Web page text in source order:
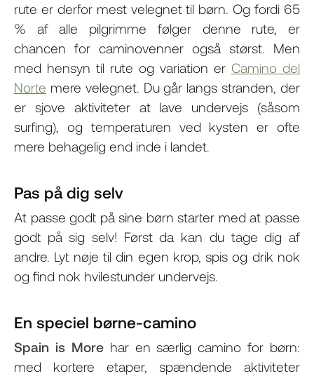
rute er derfor mest velegnet til børn. Og fordi 65
% af alle pilgrimme følger denne rute, er
chancen for caminovenner også størst. Men
med hensyn til rute og variation er Camino del
Norte mere velegnet. Du går langs stranden, der
er sjove aktiviteter at lave undervejs (såsom
surfing), og temperaturen ved kysten er ofte
mere behagelig end inde i landet.
Pas på dig selv
At passe godt på sine børn starter med at passe
godt på sig selv! Først da kan du tage dig af
andre. Lyt nøje til din egen krop, spis og drik nok
og find nok hvilestunder undervejs.
En speciel børne-camino
Spain is More har en særlig camino for børn:
med kortere etaper, spændende aktiviteter